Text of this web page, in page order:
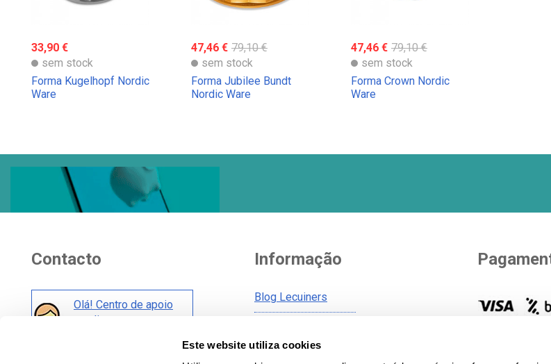
Este website utiliza cookies
33,90 €
sem stock
Forma Kugelhopf Nordic
Ware
47,46 € 79,10 €
sem stock
Forma Jubilee Bundt
Nordic Ware
47,46 € 79,10 €
sem stock
Forma Crown Nordic
Ware
Contacto
Olá! Centro de apoio
ao cliente
Informação
Blog Lecuiners
Condições de envio